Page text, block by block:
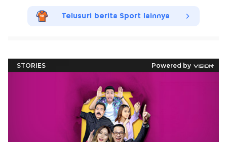
Telusuri berita Sport lainnya